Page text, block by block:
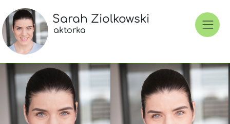
Sarah Ziolkowski
aktorka